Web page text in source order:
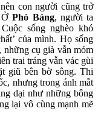
con người cũng trở
ỞPhó Bảng, người ta
sống nghèo khó
của mình. Họ sống
những cụ già vẫn móm
trai tráng vẫn vác gùi
giũ bên bờ sông. Thi
nhưng trong ánh mắt
dại như những bông
lại vô cùng mạnh mẽ